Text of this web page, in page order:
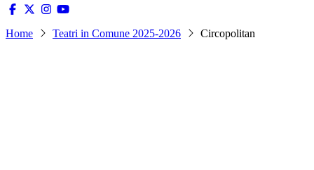
Home Teatri in Comune 2025-2026 Circopolitan